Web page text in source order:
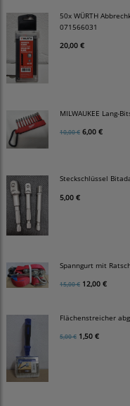
50x WÜRTH
071566031
20,00 €
MILWAUKEE Lang-
10,00 € 6,00 €
Steckschlüssel
5,00 €
Spanngurt mit
15,00 € 12,00 €
Flächenstreicher
5,00 € 1,50 €